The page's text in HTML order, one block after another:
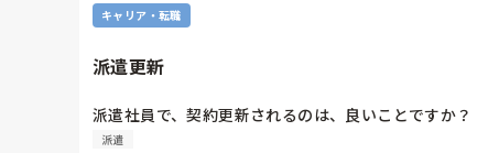
キャリア・転職
派遣更新
派遣社員で、契約更新されるのは、良いことですか？
派遣